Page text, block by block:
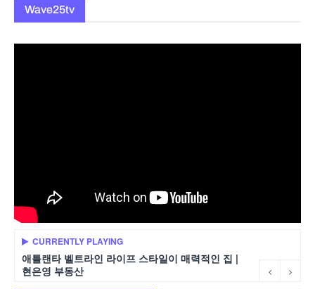
Wave25tv
CURRENTLY PLAYING
애틀랜타 벨트라인 라이프 스타일이 매력적인 집 |
현은영 부동산